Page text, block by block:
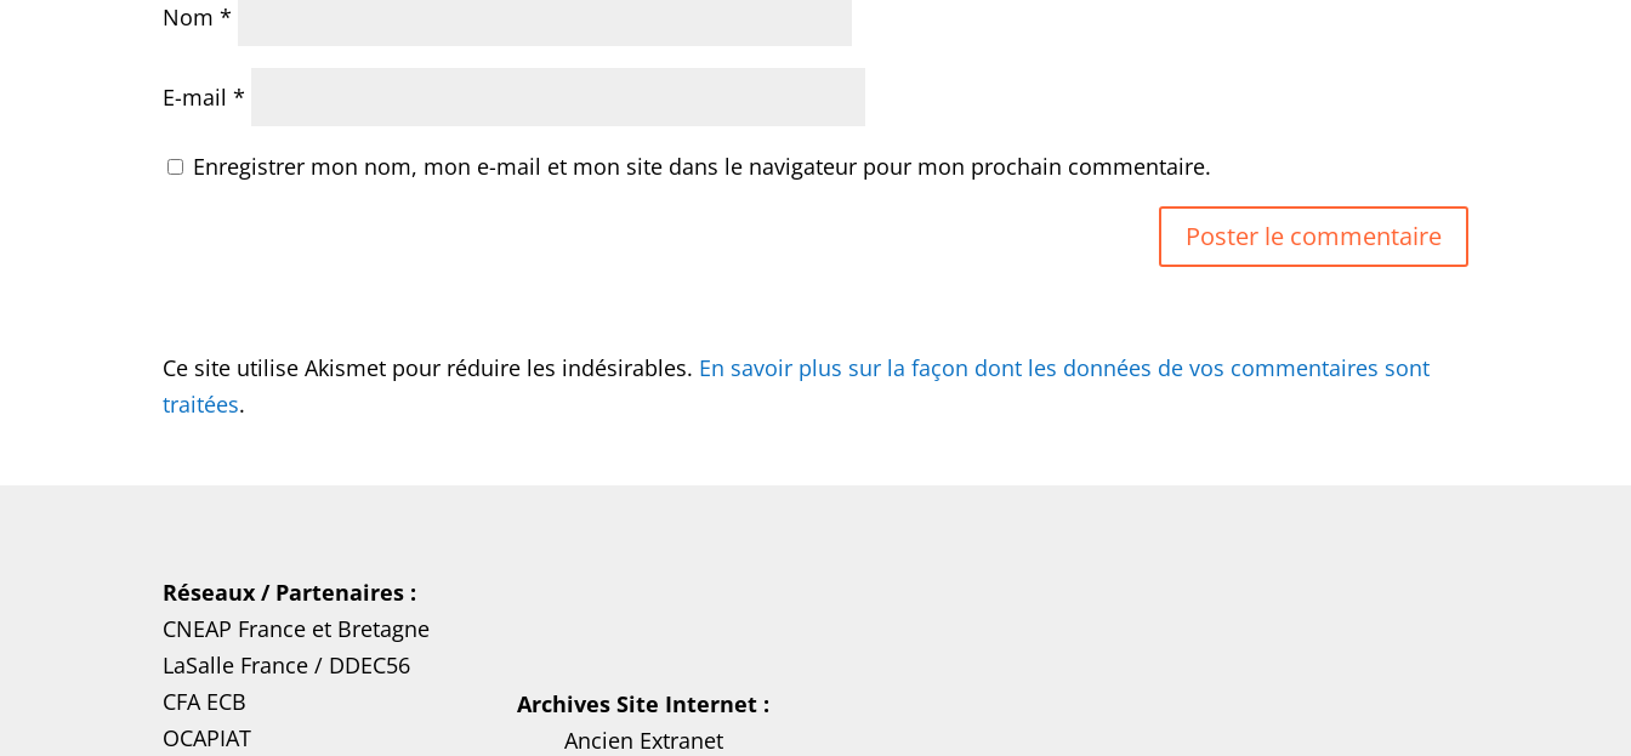
Nom*
E-mail*
Enregistrer mon nom, mon e-mail et mon site dans le navigateur pour mon prochain commentaire.
Ce site utilise Akismet pour réduire les indésirables. En savoir plus sur la façon dont les données de vos commentaires sont
traitées.
Réseaux / Partenaires :
CNEAP France et Bretagne
LaSalle France / DDEC56
CFA ECB
OCAPIAT
Archives Site Internet :
Ancien Extranet